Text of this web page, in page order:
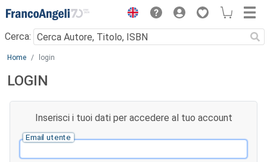
Menu
Cerca:
Main content
Home login
LOGIN
Inserisci i tuoi dati per accedere al tuo account
Email utente